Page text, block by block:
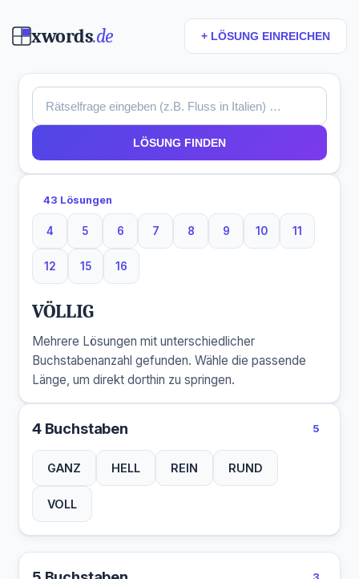
xwords.de + LÖSUNG EINREICHEN
LÖSUNG FINDEN
43 Lösungen
4
4 Buchstaben
5
5 Buchstaben
6
6 Buchstaben
7
7 Buchstaben
8
8 Buchstaben
9
9 Buchstaben
10
10 Buchstaben
11
11
12
12 Buchstaben
15
15 Buchstaben
16
16 Buchstaben
VÖLLIG
Mehrere Lösungen mit unterschiedlicher
Buchstabenanzahl gefunden. Wähle die passende
Länge, um direkt dorthin zu springen.
4 Buchstaben 5
GANZ HELL REIN RUND
VOLL
3